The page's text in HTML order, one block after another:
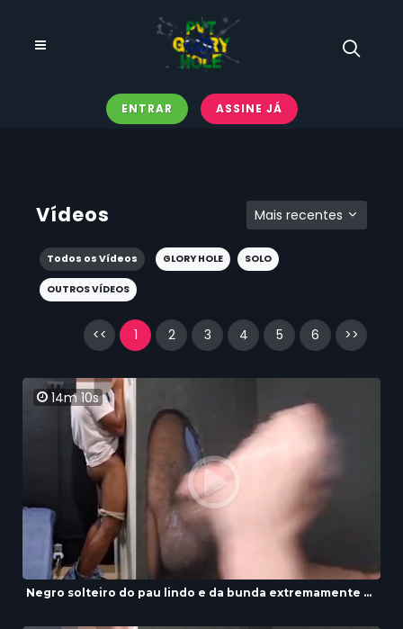
ENTRAR ASSINE JÁ
Vídeos Mais recentes
Todos os Vídeos GLORY HOLE SOLO
OUTROS VÍDEOS
<< 1 2 3 4 5 6 >>
14m 10s
Negro solteiro do pau lindo e da bunda extremamente ...